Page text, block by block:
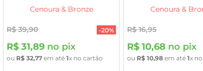
Cenoura & Bronze
R$ 39,90 -20%
R$ 31,89 no pix
ou R$ 32,77 em até 1x no cartão
Cenoura &
R$ 16,95
R$ 10,68 no pix
ou R$ 10,98 em até1x